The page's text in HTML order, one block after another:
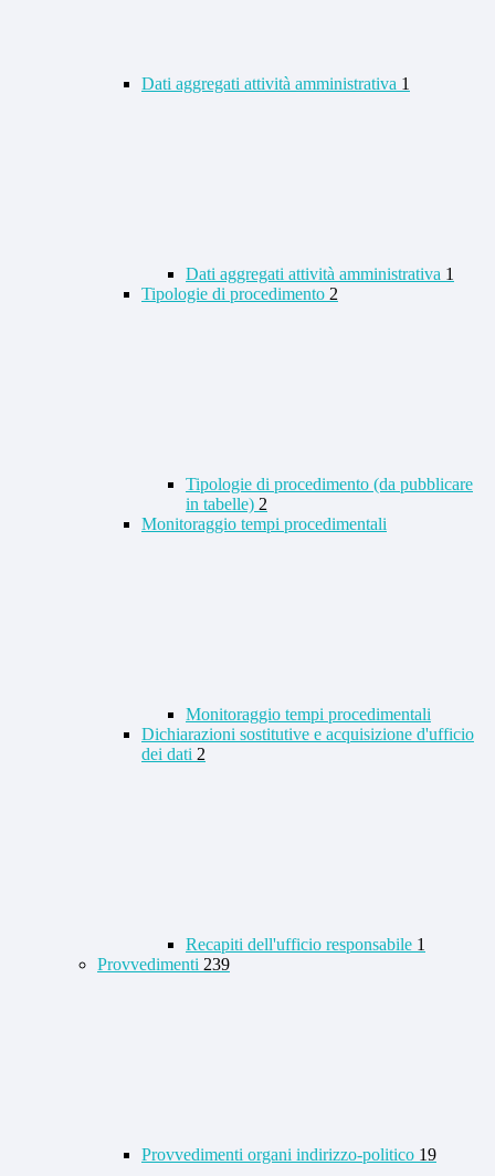
Dati aggregati attività amministrativa 1
Dati aggregati attività amministrativa 1
Tipologie di procedimento 2
Tipologie di procedimento (da pubblicare
in tabelle) 2
Monitoraggio tempi procedimentali
Monitoraggio tempi procedimentali
Dichiarazioni sostitutive e acquisizione d'ufficio
dei dati 2
Recapiti dell'ufficio responsabile 1
Provvedimenti 239
Provvedimenti organi indirizzo-politico 19